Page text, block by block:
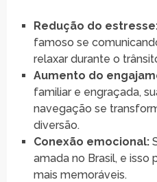
Redução do
famoso se
relaxar durante o
Aumento do
familiar e engraçada,
navegação se
diversão.
Conexão emocional:
amada no Brasil, e isso
mais memoráveis.